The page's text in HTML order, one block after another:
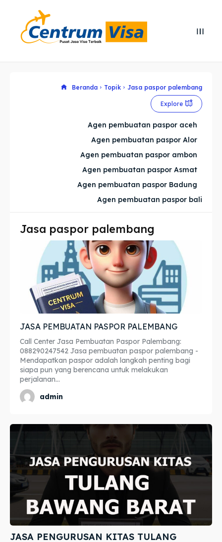
Cari
Cari
Explore our destinations
Imta
Legalisir
Apostille
Penerjemah
Asuransi
Blog
Explore our destinations
Imta
Legalisir
Apostille
Penerjemah
Asuransi
Blog
Beranda Topik Jasa paspor palembang
Explore
Agen pembuatan paspor aceh
Agen pembuatan paspor Alor
Agen pembuatan paspor ambon
Agen pembuatan paspor Asmat
Agen pembuatan paspor Badung
Agen pembuatan paspor bali
Jasa paspor palembang
JASA PEMBUATAN PASPOR PALEMBANG
Call Center Jasa Pembuatan Paspor Palembang:
088290247542 Jasa pembuatan paspor palembang -
Mendapatkan paspor adalah langkah penting bagi
siapa pun yang berencana untuk melakukan
perjalanan...
admin
JASA PENGURUSAN KITAS TULANG